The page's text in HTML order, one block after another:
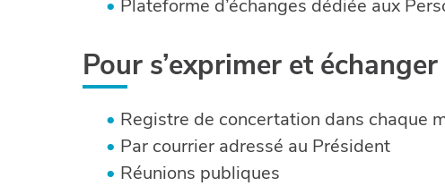
Plateforme d’échanges dédiée aux
Pour s’exprimer et échanger
Registre de concertation dans chaque
Par courrier adressé au Président
Réunions publiques